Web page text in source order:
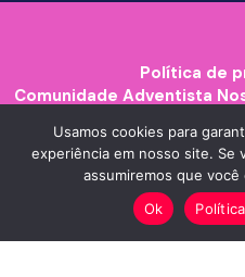
Política de
Comunidade Adventista
Usamos cookies para
experiência em nosso site. Se
assumiremos que
Ok